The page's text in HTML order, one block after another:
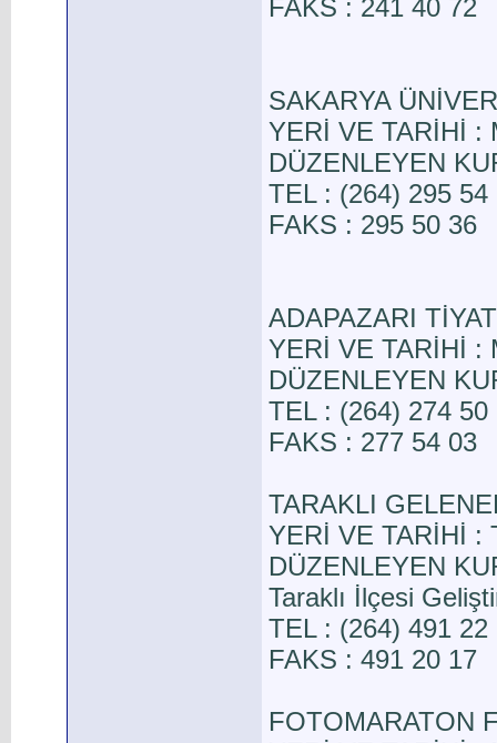
FAKS : 241 40 72
SAKARYA
YERİ VE TARİHİ :
DÜZENLEYEN
TEL : (264) 295
FAKS : 295 50 36
ADAPAZARI
YERİ VE TARİHİ :
DÜZENLEYEN
TEL : (264) 274
FAKS : 277 54 03
TARAKLI
YERİ VE TARİHİ :
DÜZENLEYEN
Taraklı İlçesi
TEL : (264) 491 22
FAKS : 491 20 17
FOTOMARATON